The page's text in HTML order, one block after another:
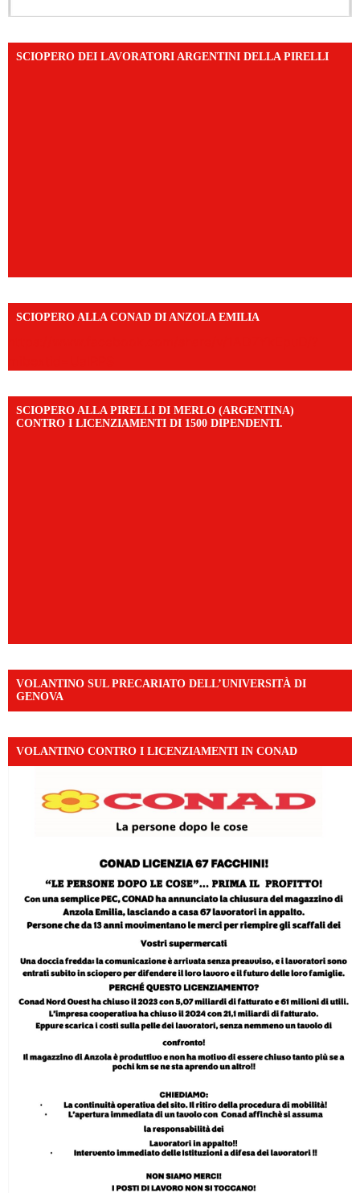
SCIOPERO DEI LAVORATORI ARGENTINI DELLA PIRELLI
SCIOPERO ALLA CONAD DI ANZOLA EMILIA
SCIOPERO ALLA PIRELLI DI MERLO (ARGENTINA)
CONTRO I LICENZIAMENTI DI 1500 DIPENDENTI.
VOLANTINO SUL PRECARIATO DELL’UNIVERSITÀ DI
GENOVA
VOLANTINO CONTRO I LICENZIAMENTI IN CONAD